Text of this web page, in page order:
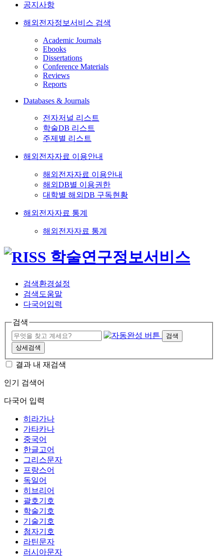
공지사항
해외전자정보서비스 검색
Academic Journals
Ebooks
Dissertations
Conference Materials
Reviews
Reports
Databases & Journals
전자저널 리스트
학술DB 리스트
주제별 리스트
해외전자자료 이용안내
해외전자자료 이용안내
해외DB별 이용권한
대학별 해외DB 구독현황
해외전자자료 통계
해외전자자료 통계
검색환경설정
검색도움말
다국어입력
검색
검색
상세검색
결과 내 재검색
인기 검색어
다국어 입력
히라가나
가타카나
중국어
한글고어
그리스문자
프랑스어
독일어
히브리어
괄호기호
학술기호
기술기호
첨자기호
라틴문자
러시아문자